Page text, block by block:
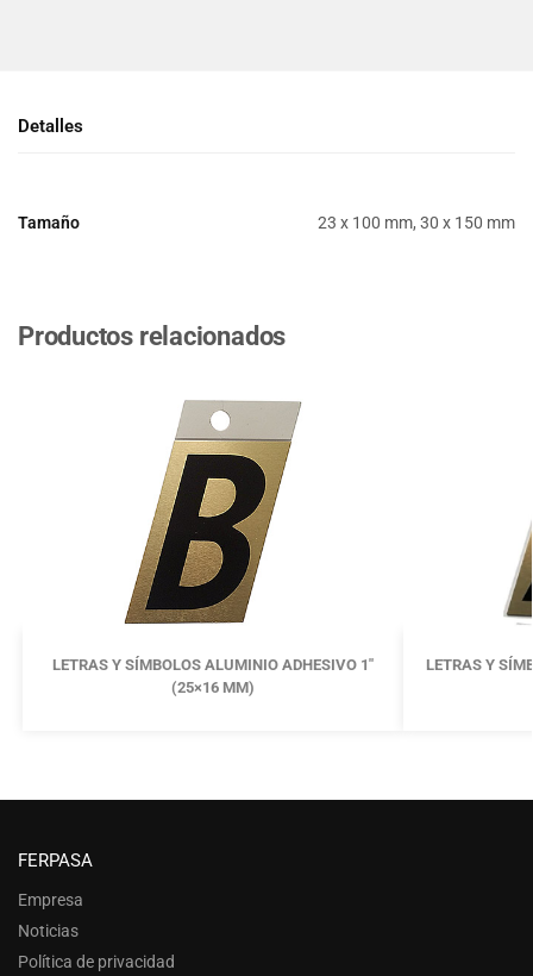
Detalles
Tamaño 23 x 100 mm, 30 x 150 mm
Productos relacionados
LETRAS Y SÍMBOLOS ALUMINIO ADHESIVO 1″
(25×16 MM)
LETRAS Y
FERPASA
Empresa
Noticias
Política de privacidad